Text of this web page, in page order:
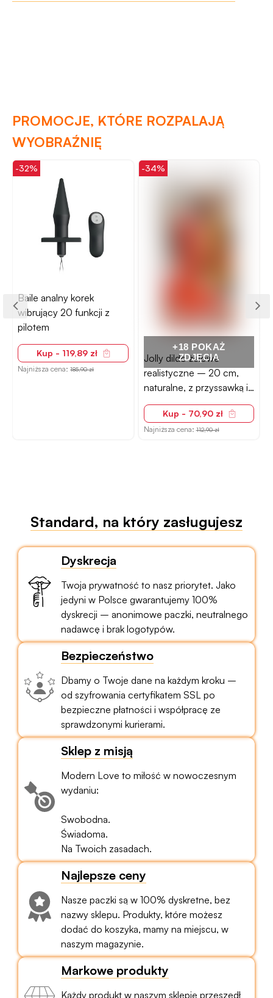
PROMOCJE, KTÓRE ROZPALAJĄ
WYOBRAŹNIĘ
-32%
Baile analny korek
wibrujący 20 funkcji z
pilotem
Kup - 119,89 zł
Najniższa cena:185,90 zł
+18 POKAŻ
ZDJĘCIA
-34%
Jolly dildo żelowe
realistyczne – 20 cm,
naturalne, z przyssawką i
żyłkowaniem
Kup - 70,90 zł
Najniższa cena:112,90 zł
Standard, na który zasługujesz
Dyskrecja
Twoja prywatność to nasz priorytet. Jako
jedyni w Polsce gwarantujemy 100%
dyskrecji – anonimowe paczki, neutralnego
nadawcę i brak logotypów.
Bezpieczeństwo
Dbamy o Twoje dane na każdym kroku –
od szyfrowania certyfikatem SSL po
bezpieczne płatności i współpracę ze
sprawdzonymi kurierami.
Sklep z misją
Modern Love to miłość w nowoczesnym
wydaniu:
Swobodna.
Świadoma.
Na Twoich zasadach.
Najlepsze ceny
Nasze paczki są w 100% dyskretne, bez
nazwy sklepu. Produkty, które możesz
dodać do koszyka, mamy na miejscu, w
naszym magazynie.
Markowe produkty
Każdy produkt w naszym sklepie przeszedł